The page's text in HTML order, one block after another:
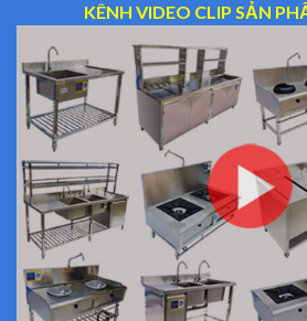
KÊNH VIDEO CLIP SẢN